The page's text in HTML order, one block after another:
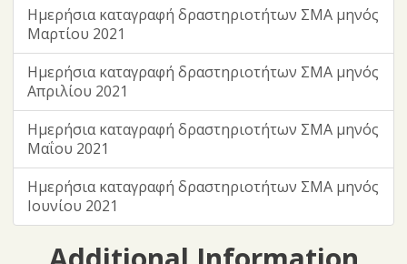
Ημερήσια καταγραφή δραστηριοτήτων ΣΜΑ μηνός
Μαρτίου 2021
Ημερήσια καταγραφή δραστηριοτήτων ΣΜΑ μηνός
Απριλίου 2021
Ημερήσια καταγραφή δραστηριοτήτων ΣΜΑ μηνός
Μαΐου 2021
Ημερήσια καταγραφή δραστηριοτήτων ΣΜΑ μηνός
Ιουνίου 2021